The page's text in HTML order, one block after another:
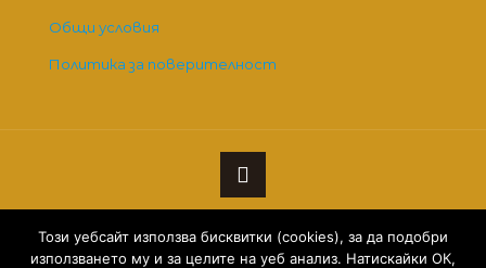
Общи условия
Политика за поверителност
Powered byWordPress
Този уебсайт използва бисквитки (cookies), за да подобри
използването му и за целите на уеб анализ. Натискайки ОК,